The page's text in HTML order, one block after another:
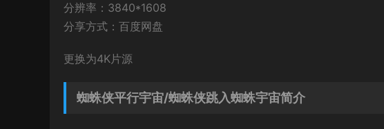
分辨率：3840*1608
分享方式：百度网盘
更换为4K片源
蜘蛛侠平行宇宙/蜘蛛侠跳入蜘蛛宇宙简介